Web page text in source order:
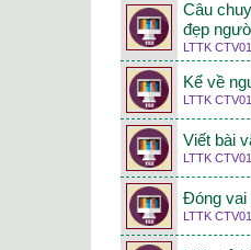
Câu
đẹp
LTTK CTV01
Kể về
LTTK CTV01
Viết bài
LTTK CTV01
Đóng vai
LTTK CTV01